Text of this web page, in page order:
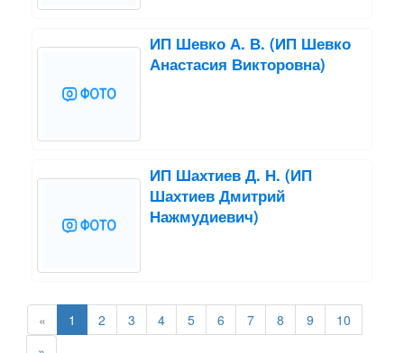
ИП Шевко А. В. (ИП Шевко
Анастасия Викторовна)
ИП Шахтиев Д. Н. (ИП
Шахтиев Дмитрий
Нажмудиевич)
« 1 2 3 4 5 6 7 8 9
10